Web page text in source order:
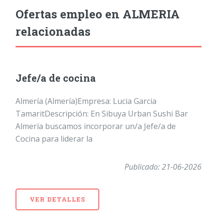
Ofertas empleo en ALMERIA
relacionadas
Jefe/a de cocina
Almería (Almería)Empresa: Lucia Garcia
TamaritDescripción: En Sibuya Urban Sushi Bar
Almería buscamos incorporar un/a Jefe/a de
Cocina para liderar la
Publicado: 21-06-2026
VER DETALLES